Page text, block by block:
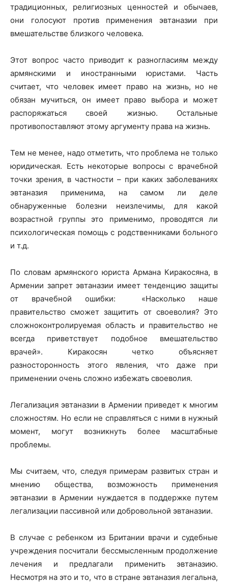
традиционных, религиозных ценностей и обычаев,
они голосуют против применения эвтаназии при
вмешательстве близкого человека.
Этот вопрос часто приводит к разногласиям между
армянскими и иностранными юристами. Часть
считает, что человек имеет право на жизнь, но не
обязан мучиться, он имеет право выбора и может
распоряжаться своей жизнью. Остальные
противопоставляют этому аргументу права на жизнь.
Тем не менее, надо отметить, что проблема не только
юридическая. Есть некоторые вопросы с врачебной
точки зрения, в частности – при каких заболеваниях
эвтаназия применима, на самом ли деле
обнаруженные болезни неизлечимы, для какой
возрастной группы это применимо, проводятся ли
психологическая помощь с родственниками больного
и т.д.
По словам армянского юриста Армана Киракосяна, в
Армении запрет эвтаназии имеет тенденцию защиты
от врачебной ошибки: «Насколько наше
правительство сможет защитить от своеволия? Это
сложноконтролируемая область и правительство не
всегда приветствует подобное вмешательство
врачей». Киракосян четко объясняет
разносторонность этого явления, что даже при
применении очень сложно избежать своеволия.
Легализация эвтаназии в Армении приведет к многим
сложностям. Но если не справляться с ними в нужный
момент, могут возникнуть более масштабные
проблемы.
Мы считаем, что, следуя примерам развитых стран и
мнению общества, возможность применения
эвтаназии в Армении нуждается в поддержке путем
легализации пассивной или добровольной эвтаназии.
В случае с ребенком из Британии врачи и судебные
учреждения посчитали бессмысленным продолжение
лечения и предлагали применить эвтаназию.
Несмотря на это и то, что в стране эвтаназия легальна,